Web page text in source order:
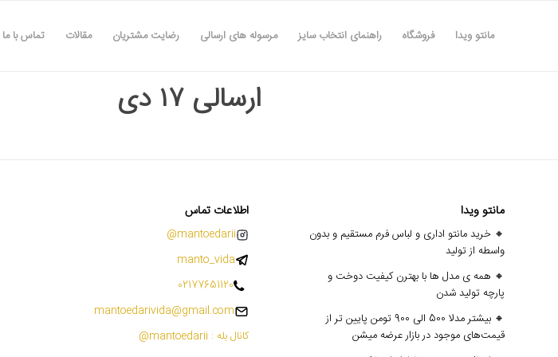
مانتو ویدا فروشگاه راهنمای انتخاب سایز مرسوله های ارسالی رضایت مشتریان مقالات تماس با ما
ارسالی ۱۷ دی
مانتو ویدا
🔸 خرید مانتو اداری و لباس فرم مستقیم و بدون
واسطه از تولید
🔸 همه ی مدل ها با بهترن کیفیت دوخت و
پارچه تولید شدن
🔸 بیشتر مدلا 500 الی 900 تومن پایین تر از
قیمت‌های موجود در بازار عرضه میشن
اطلاعات تماس
mantoedarii@
manto_vida
02177651120
mantoedarivida@gmail.com
کانال بله : mantoedarii@